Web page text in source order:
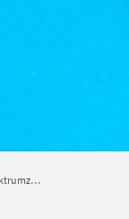
Autizmus spektrumzavarral élő személyek interjúztatása